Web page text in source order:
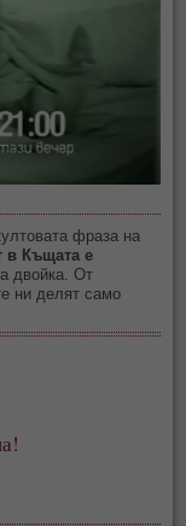
фраза на
в Къщата е
двойка. От
ни делят само